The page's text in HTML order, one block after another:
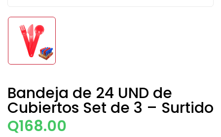
Bandeja de 24 UND de
Cubiertos Set de 3 – Surtido
Q168.00